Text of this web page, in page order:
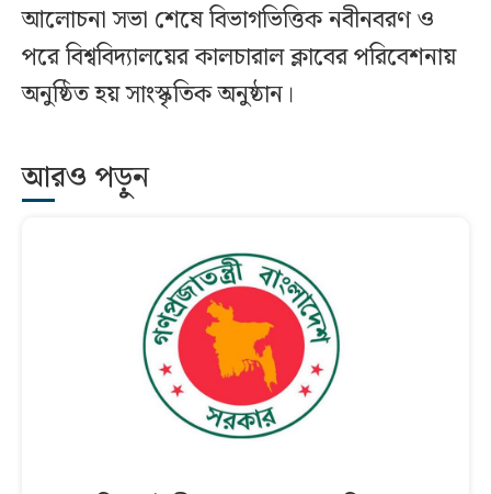
আলোচনা সভা শেষে বিভাগভিত্তিক নবীনবরণ ও
পরে বিশ্ববিদ্যালয়ের কালচারাল ক্লাবের পরিবেশনায়
অনুষ্ঠিত হয় সাংস্কৃতিক অনুষ্ঠান।
আরও পড়ুন